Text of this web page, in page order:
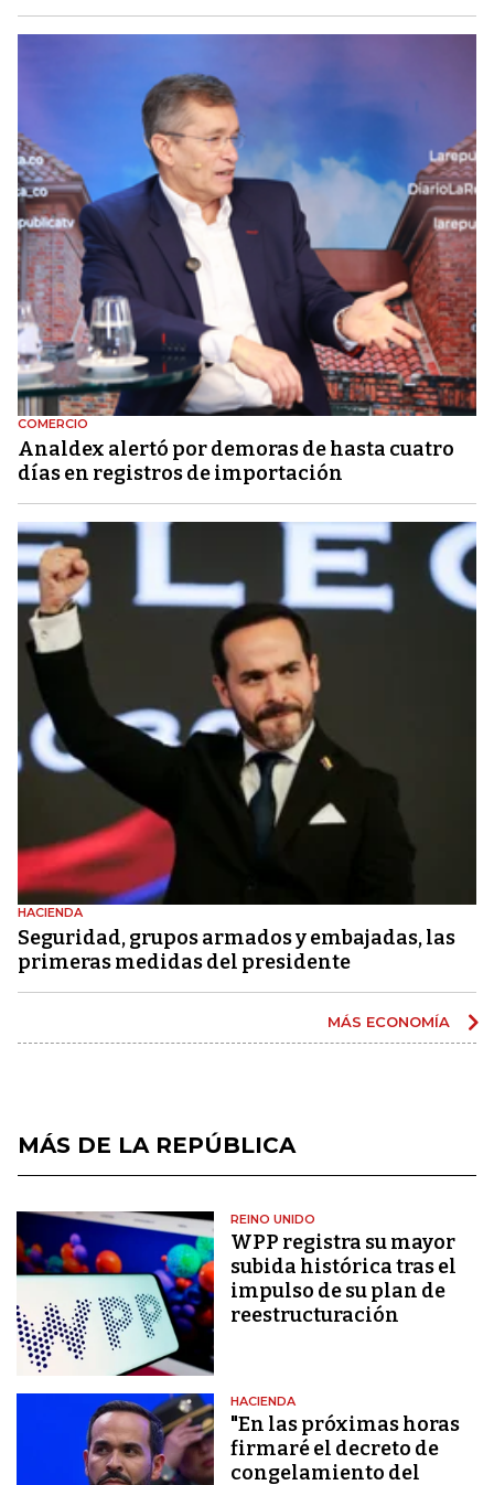
COMERCIO
Analdex alertó por demoras de hasta cuatro
días en registros de importación
HACIENDA
Seguridad, grupos armados y embajadas, las
primeras medidas del presidente
MÁS ECONOMÍA
MÁS DE LA REPÚBLICA
REINO UNIDO
WPP registra su mayor
subida histórica tras el
impulso de su plan de
reestructuración
HACIENDA
"En las próximas horas
firmaré el decreto de
congelamiento del